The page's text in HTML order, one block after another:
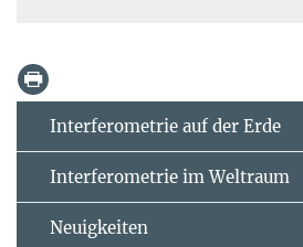
Interferometrie auf der Erde
Interferometrie im Weltraum
Neuigkeiten